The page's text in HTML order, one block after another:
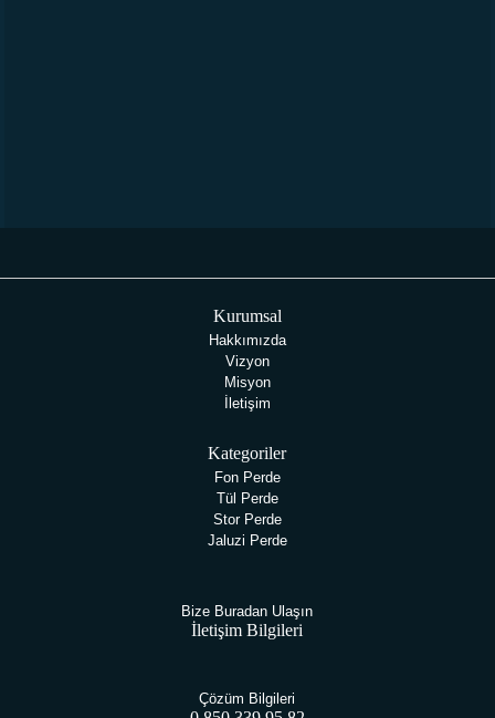
Kurumsal
Hakkımızda
Vizyon
Misyon
İletişim
Kategoriler
Fon Perde
Tül Perde
Stor Perde
Jaluzi Perde
Bize Buradan Ulaşın
İletişim Bilgileri
Çözüm Bilgileri
MAĞAZALARIMIZ
ONLINE SHOP